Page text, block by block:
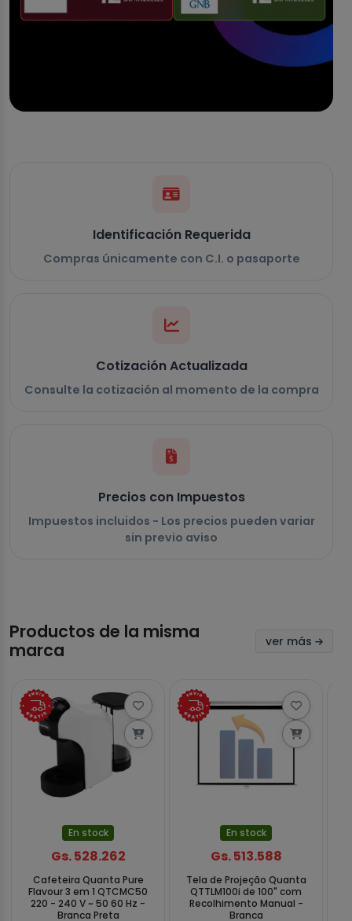
Identificación Requerida
Compras únicamente con C.I. o pasaporte
Cotización Actualizada
Consulte la cotización al momento de la compra
Precios con Impuestos
Impuestos incluidos - Los precios pueden variar
sin previo aviso
Productos de la misma
marca
ver más
En stock
Gs. 528.262
Cafeteira Quanta Pure
Flavour 3 em 1 QTCMC50
220 - 240 V ~ 50 60 Hz -
Branca Preta
En stock
Gs. 513.588
Tela de Projeção Quanta
QTTLM100i de 100" com
Recolhimento Manual -
Branca